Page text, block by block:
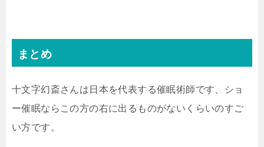
まとめ
十文字幻斎さんは日本を代表する催眠術師です、ショ
ー催眠ならこの方の右に出るものがないくらいのすご
い方です。